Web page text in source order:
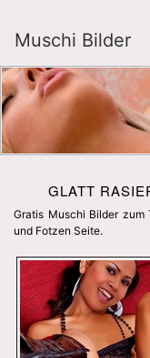
Muschi Bilder
GLATT
Gratis Muschi Bilder zum
und Fotzen Seite.